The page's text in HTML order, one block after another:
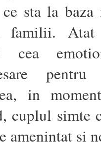
sta la
familii. Atat
pentru
in
cuplul simte
amenintat si